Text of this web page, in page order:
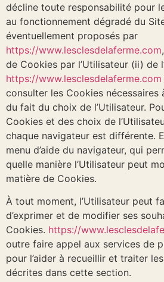
décline toute responsabilité pour
au fonctionnement dégradé du
éventuellement proposés par
https://www.lesclesdelaferme.com
de Cookies par l’Utilisateur (ii) de
https://www.lesclesdelaferme.com
consulter les Cookies nécessaires
du fait du choix de l’Utilisateur.
Cookies et des choix de
chaque navigateur est différente.
menu d’aide du navigateur, qui
quelle manière l’Utilisateur peut
matière de Cookies.
À tout moment, l’Utilisateur peut
d’exprimer et de modifier ses
Cookies. https://
outre faire appel aux services de
pour l’aider à recueillir et traiter
décrites dans cette section.